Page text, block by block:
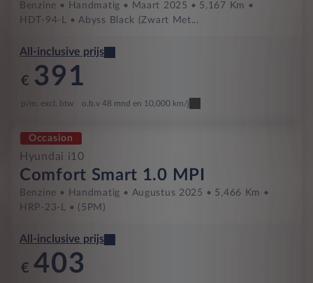
Benzine Handmatig Maart 2025
5,167 Km
HDT-94-L
Abyss Black (zwart Met...
All-inclusive prijs
€ 391
p/m. excl. btw o.b.v 48 mnd en 10,000 km/j
Occasion
Hyundai i10
Comfort Smart 1.0 MPI
Benzine Handmatig Augustus 2025
5,466 Km
HRP-23-L
(5PM)
All-inclusive prijs
€ 403